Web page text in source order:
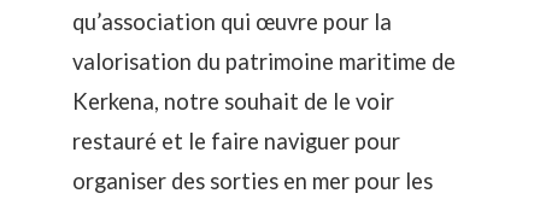
qu’association qui œuvre pour la
valorisation du patrimoine maritime de
Kerkena, notre souhait de le voir
restauré et le faire naviguer pour
organiser des sorties en mer pour les